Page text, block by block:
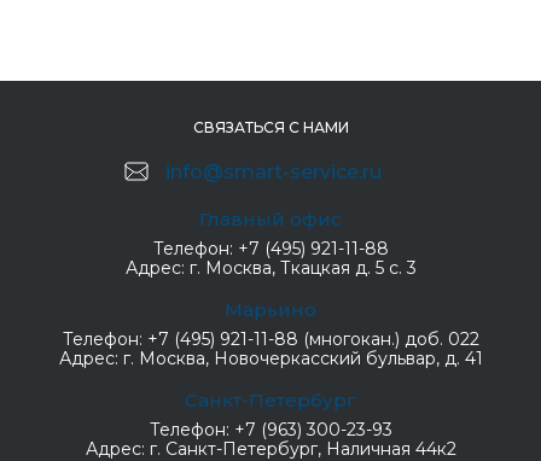
СВЯЗАТЬСЯ С НАМИ
info@smart-service.ru
Главный офис
Телефон: +7 (495) 921-11-88
Адрес: г. Москва, Ткацкая д. 5 с. 3
Марьино
Телефон: +7 (495) 921-11-88 (многокан.) доб. 022
Адрес: г. Москва, Новочеркасский бульвар, д. 41
Санкт-Петербург
Телефон: +7 (963) 300-23-93
Адрес: г. Санкт-Петербург, Наличная 44к2